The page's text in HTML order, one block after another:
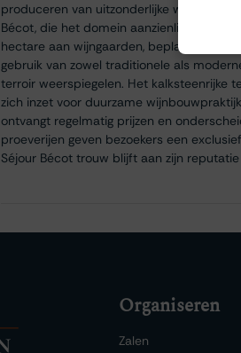
produceren van uitzonderlijke wijnen.
Bécot, die het domein aanzienlijk
hectare aan wijngaarden, beplant met
gebruik van zowel traditionele als
terroir weerspiegelen. Het kalksteenrijke
zich inzet voor duurzame
ontvangt regelmatig prijzen en
proeverijen geven bezoekers een
Séjour Bécot trouw blijft aan zijn
Organiseren
Zalen